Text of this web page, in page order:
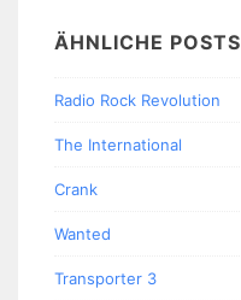
ÄHNLICHE POSTS
Radio Rock Revolution
The International
Crank
Wanted
Transporter 3